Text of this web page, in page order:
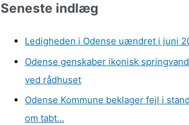
Seneste indlæg
Ledigheden i Odense uændret i juni
Odense genskaber ikonisk
ved rådhuset
Odense Kommune beklager fejl i
om tabt…